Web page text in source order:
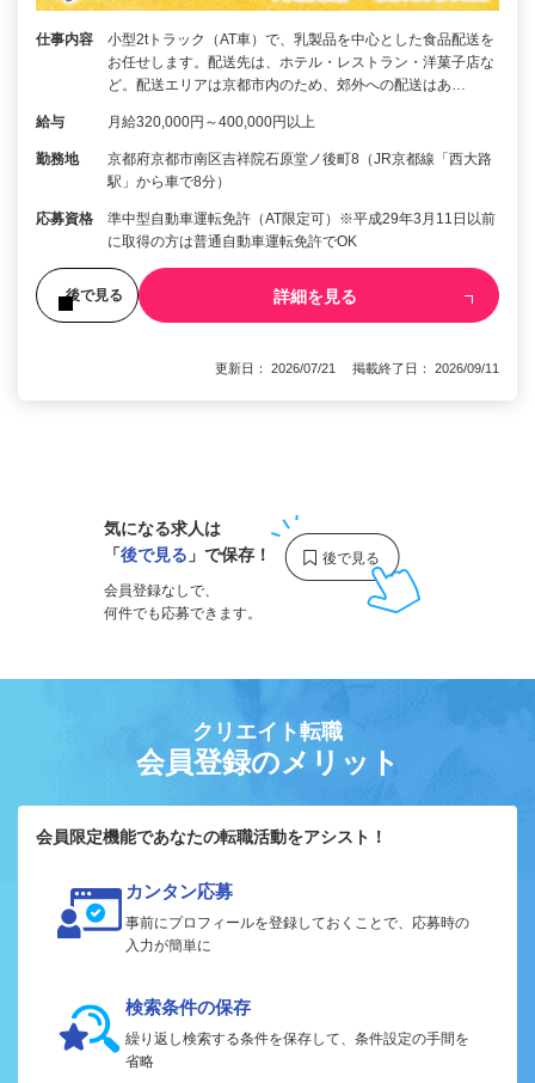
仕事内容
小型2tトラック（AT車）で、乳製品を中心とした食品配送を
お任せします。配送先は、ホテル・レストラン・洋菓子店な
ど。配送エリアは京都市内のため、郊外への配送はあ…
給与 月給320,000円～400,000円以上
勤務地
京都府京都市南区吉祥院石原堂ノ後町8（JR京都線「西大路
駅」から車で8分）
応募資格
準中型自動車運転免許（AT限定可）※平成29年3月11日以前
に取得の方は普通自動車運転免許でOK
後で見る 詳細を見る
更新日： 2026/07/21 掲載終了日： 2026/09/11
気になる求人は
「後で見る 」で保存！
会員登録なしで、
何件でも応募できます。
クリエイト転職
会員登録のメリット
会員限定機能であなたの転職活動をアシスト！
カンタン応募
事前にプロフィールを登録しておくことで、応募時の
入力が簡単に
検索条件の保存
繰り返し検索する条件を保存して、条件設定の手間を
省略